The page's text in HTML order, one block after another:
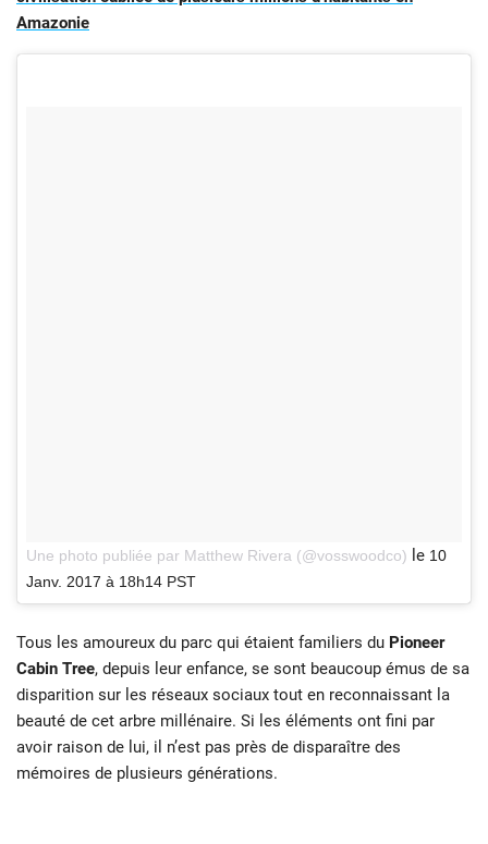
Amazonie
Une photo publiée par Matthew Rivera (@vosswoodco) le 10
Janv. 2017 à 18h14 PST
Tous les amoureux du parc qui étaient familiers du Pioneer
Cabin Tree, depuis leur enfance, se sont beaucoup émus de sa
disparition sur les réseaux sociaux tout en reconnaissant la
beauté de cet arbre millénaire. Si les éléments ont fini par
avoir raison de lui, il n’est pas près de disparaître des
mémoires de plusieurs générations.